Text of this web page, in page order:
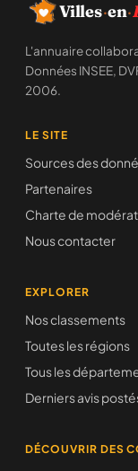
Villes·en·
L'annuaire
Données INSEE,
2006.
LE SITE
Sources des
Partenaires
Charte de
Nous contacter
EXPLORER
Nos classements
Toutes les régions
Tous les
Derniers avis
DÉCOUVRIR DES